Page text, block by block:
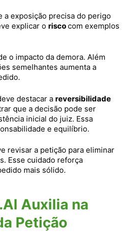
a exposição precisa do perigo
explicar o riscocom exemplos
o impacto da demora. Além
semelhantes aumenta a
destacar a reversibilidade
que a decisão pode ser
inicial do juiz. Essa
e equilíbrio.
revisar a petição para eliminar
Esse cuidado reforça
mais sólido.
Auxilia na
Petição